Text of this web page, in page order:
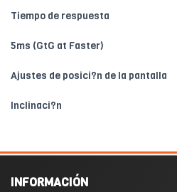
Tiempo de respuesta
5ms (GtG at Faster)
Ajustes de posici?n de la pantalla
Inclinaci?n
INFORMACIÓN